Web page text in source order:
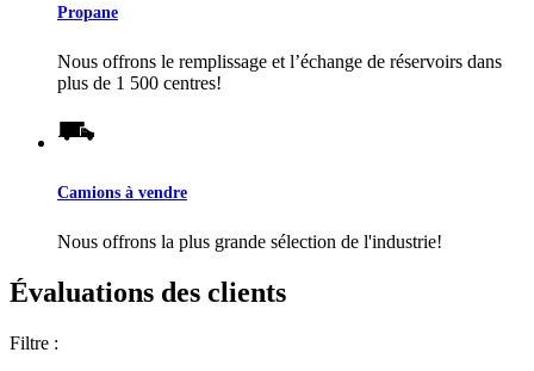
Propane
Nous offrons le remplissage et l’échange de réservoirs dans
plus de 1 500 centres!
Camions à vendre
Nous offrons la plus grande sélection de l'industrie!
Évaluations des clients
Filtre :